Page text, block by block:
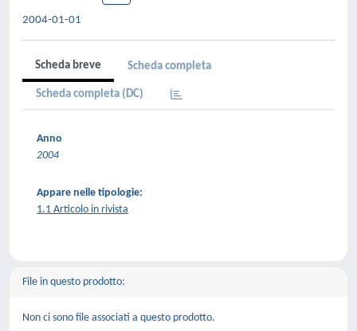
2004-01-01
Scheda breve Scheda completa
Scheda completa (DC)
Anno
2004
Appare nelle tipologie:
1.1 Articolo in rivista
File in questo prodotto:
Non ci sono file associati a questo prodotto.